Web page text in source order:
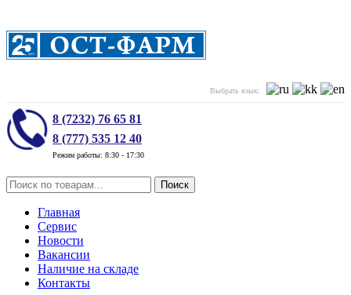
Выбрать язык:
8 (7232) 76 65 81
8 (777) 535 12 40
Режим работы: 8:30 - 17:30
Поиск
Главная
Сервис
Новости
Вакансии
Наличие на складе
Контакты